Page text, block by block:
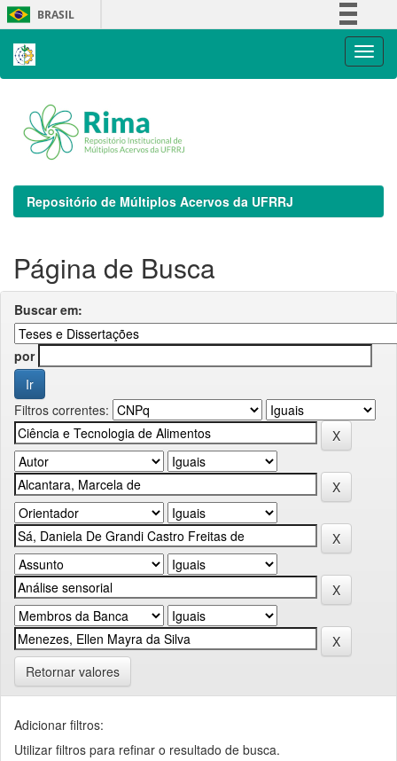
Skip
navigation
BRASIL
Repositório de Múltiplos Acervos da UFRRJ
Página de Busca
Buscar em:
por
Filtros correntes:
Retornar valores
Adicionar filtros:
Utilizar filtros para refinar o resultado de busca.